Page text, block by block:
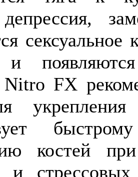
депрессия,
Nitro FX
укрепления
костей
и